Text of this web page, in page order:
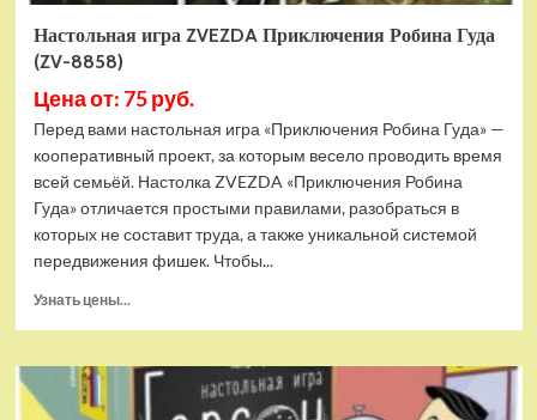
Настольная игра ZVEZDA Приключения Робина Гуда
(ZV-8858)
Цена от: 75 руб.
Перед вами настольная игра «Приключения Робина Гуда» —
кооперативный проект, за которым весело проводить время
всей семьёй. Настолка ZVEZDA «Приключения Робина
Гуда» отличается простыми правилами, разобраться в
которых не составит труда, а также уникальной системой
передвижения фишек. Чтобы...
Узнать цены...
Настольная
ZVEZDA